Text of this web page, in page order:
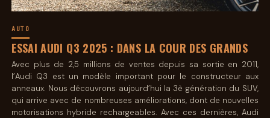
AUTO
ESSAI AUDI Q3 2025 : DANS LA COUR DES GRANDS
Avec plus de 2,5 millions de ventes depuis sa sortie en 2011,
l’Audi Q3 est un modèle important pour le constructeur aux
anneaux. Nous découvrons aujourd’hui la 3è génération du SUV,
qui arrive avec de nombreuses améliorations, dont de nouvelles
motorisations hybride rechargeables. Avec ces dernières, Audi